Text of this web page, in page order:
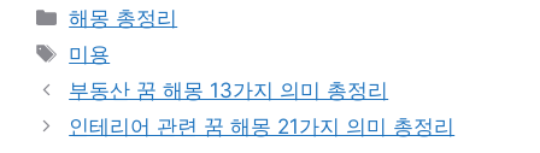
카
테
리
해몽 총정리
태
그
미용
부동산 꿈 해몽 13가지 의미 총정리
인테리어 관련 꿈 해몽 21가지 의미 총정리